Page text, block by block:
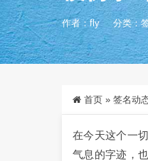
作者：fly 分类：
首页 » 签名动
在今天这个一
气息的字迹，